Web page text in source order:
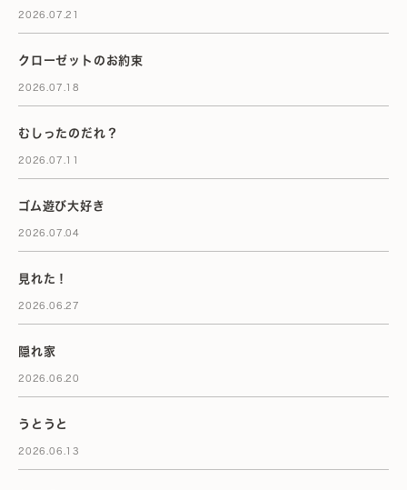
2026.07.21
クローゼットのお約束
2026.07.18
むしったのだれ？
2026.07.11
ゴム遊び大好き
2026.07.04
見れた！
2026.06.27
隠れ家
2026.06.20
うとうと
2026.06.13